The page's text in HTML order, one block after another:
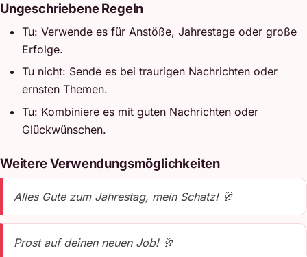
Ungeschriebene Regeln
Tu: Verwende es für Anstöße, Jahrestage oder große
Erfolge.
Tu nicht: Sende es bei traurigen Nachrichten oder
ernsten Themen.
Tu: Kombiniere es mit guten Nachrichten oder
Glückwünschen.
Weitere Verwendungsmöglichkeiten
Alles Gute zum Jahrestag, mein Schatz! 🥂
Prost auf deinen neuen Job! 🥂